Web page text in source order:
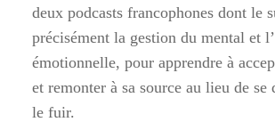
deux podcasts francophones dont le
précisément la gestion du mental et
émotionnelle, pour apprendre à
et remonter à sa source au lieu de se
le fuir.